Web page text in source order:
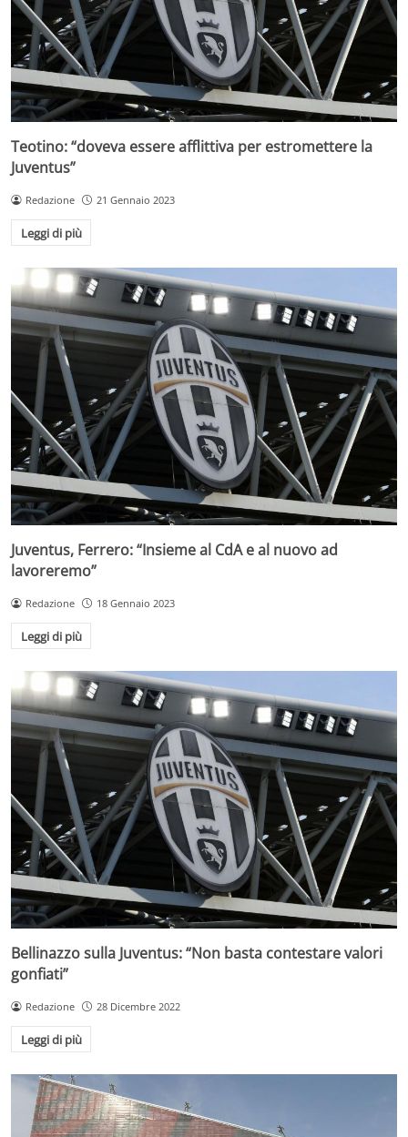
Teotino: “doveva essere afflittiva per estromettere la
Juventus”
Redazione 21 Gennaio 2023
Leggi di più
Juventus, Ferrero: “Insieme al CdA e al nuovo ad
lavoreremo”
Redazione 18 Gennaio 2023
Leggi di più
Bellinazzo sulla Juventus: “Non basta contestare valori
gonfiati”
Redazione 28 Dicembre 2022
Leggi di più